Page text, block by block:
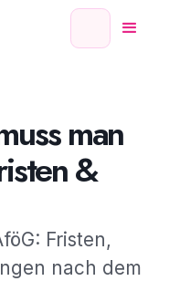
man
&
Fristen,
nach dem